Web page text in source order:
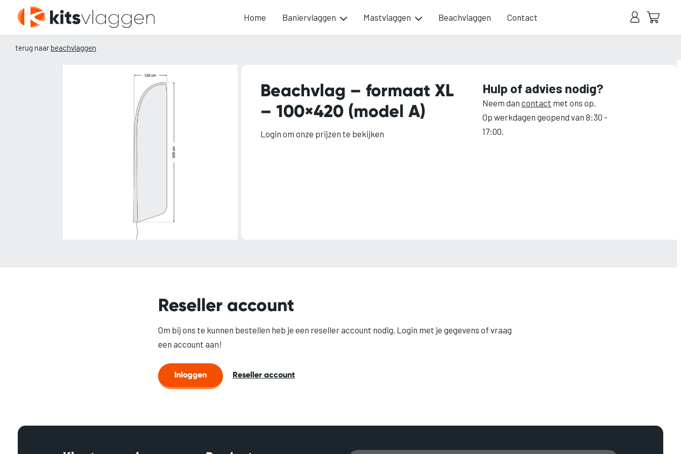
hoofdinhoud
Home Baniervlaggen Mastvlaggen Beachvlaggen Contact
terug naarbeachvlaggen
Beachvlag – formaat XL
– 100×420 (model A)
Login om onze prijzen te bekijken
Hulp of advies nodig?
Neem dancontact met ons op.
Op werkdagen geopend van 8:30 -
17:00.
Reseller account
Om bij ons te kunnen bestellen heb je een reseller account nodig. Login met je gegevens of vraag
een account aan!
Inloggen Reseller account